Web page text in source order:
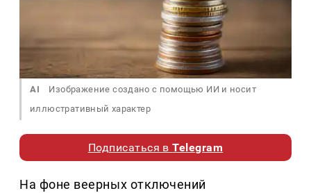
AI
Изображение создано с помощью ИИ и носит
иллюстративный характер
Подписаться вTelegram
На фоне веерных отключений